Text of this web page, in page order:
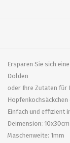
Ersparen Sie sich
Dolden
oder Ihre Zutaten für
Einfach und effizient
Deimension: 10x30cm
Maschenweite: 1mm